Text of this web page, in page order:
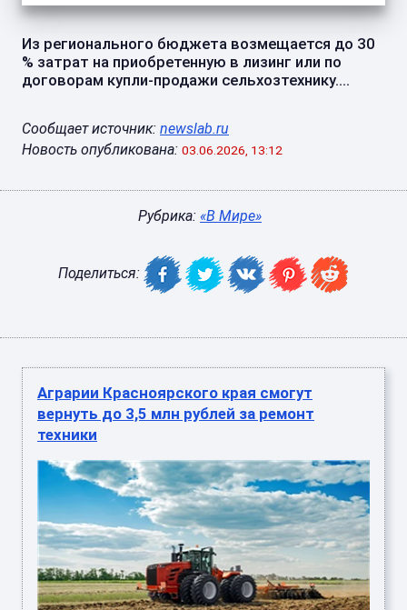
Из регионального бюджета возмещается до 30
% затрат на приобретенную в лизинг или по
договорам купли-продажи сельхозтехнику....
Сообщает источник: newslab.ru
Новость опубликована: 03.06.2026, 13:12
Рубрика: «В Мире»
Поделиться:
Аграрии Красноярского края смогут
вернуть до 3,5 млн рублей за ремонт
техники